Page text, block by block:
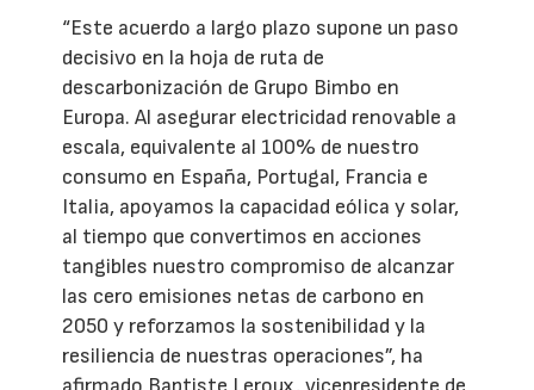
“Este acuerdo a largo plazo supone un paso
decisivo en la hoja de ruta de
descarbonización de Grupo Bimbo en
Europa. Al asegurar electricidad renovable a
escala, equivalente al 100% de nuestro
consumo en España, Portugal, Francia e
Italia, apoyamos la capacidad eólica y solar,
al tiempo que convertimos en acciones
tangibles nuestro compromiso de alcanzar
las cero emisiones netas de carbono en
2050 y reforzamos la sostenibilidad y la
resiliencia de nuestras operaciones”, ha